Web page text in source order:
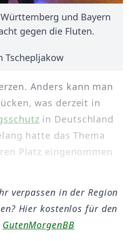
und Bayern
gegen die Fluten.
Tschepljakow
Anders kann man
was derzeit in
in Deutschland
hatte das Thema
Platz eingenommen
verpassen in der Region
Hier kostenlos für den
GutenMorgenBB